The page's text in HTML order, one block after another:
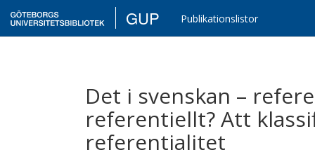
GUP Publikationslistor
Det i svenskan –
referentiellt? Att
referentialitet